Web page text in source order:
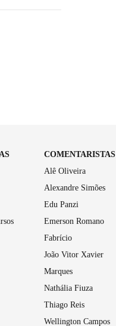
COMENTARISTAS
Alê Oliveira
Alexandre Simões
Edu Panzi
Emerson Romano
Fabrício
João Vitor Xavier
Marques
Nathália Fiuza
Thiago Reis
Wellington Campos